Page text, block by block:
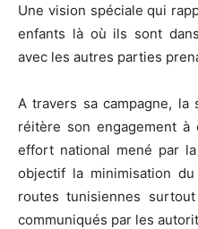
Une vision spéciale qui
enfants là où ils sont
avec les autres parties
A travers sa campagne, la
réitère son engagement à
effort national mené par
objectif la minimisation
routes tunisiennes
communiqués par les